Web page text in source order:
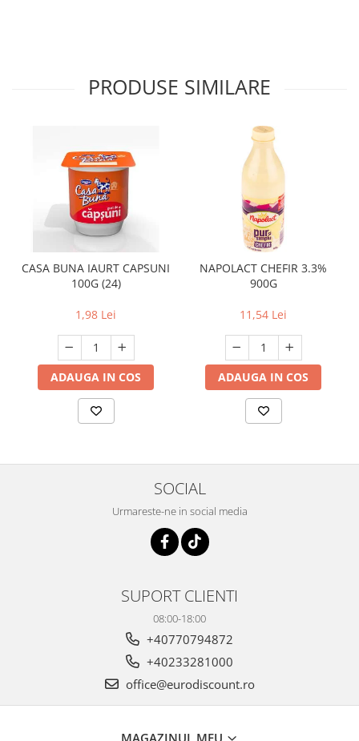
PRODUSE SIMILARE
CASA BUNA IAURT CAPSUNI
100G (24)
1,98 Lei
ADAUGA IN COS
NAPOLACT CHEFIR 3.3%
900G
11,54 Lei
ADAUGA IN COS
SOCIAL
Urmareste-ne in social media
SUPORT CLIENTI
08:00-18:00
+40770794872
+40233281000
office@eurodiscount.ro
MAGAZINUL MEU